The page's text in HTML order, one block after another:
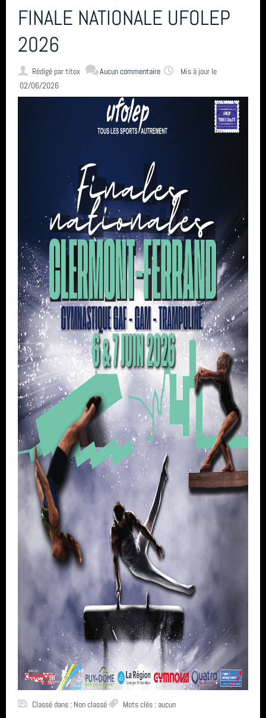
année 2018 (5)
total (52)
FINALE NATIONALE UFOLEP
2026
Rédigé partitox Aucun commentaire
Mis à jour le
02/06/2026
Classé dans : Non classé Mots clés : aucun